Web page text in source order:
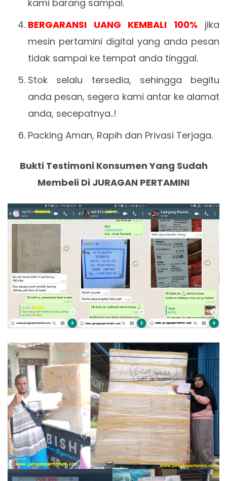
kami barang sampai.
BERGARANSI UANG KEMBALI 100% jika
mesin pertamini digital yang anda pesan
tidak sampai ke tempat anda tinggal.
Stok selalu tersedia, sehingga begitu
anda pesan, segera kami antar ke alamat
anda, secepatnya..!
Packing Aman, Rapih dan Privasi Terjaga.
Bukti Testimoni Konsumen Yang Sudah
Membeli Di JURAGAN PERTAMINI